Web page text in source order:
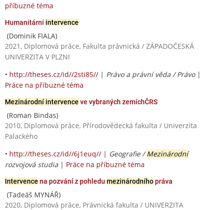
příbuzné téma
Humanitární intervence
(Dominik FIALA)
2021, Diplomová práce, Fakulta právnická / ZÁPADOČESKÁ
UNIVERZITA V PLZNI
• http://theses.cz/id//2sti85// | Právo a právní věda / Právo|
Práce na příbuzné téma
Mezinárodní intervence ve vybraných zemíchČRS
(Roman Bindas)
2010, Diplomová práce, Přírodovědecká fakulta / Univerzita
Palackého
• http://theses.cz/id//6j1euq// | Geografie /Mezinárodní
rozvojová studia | Práce na příbuzné téma
Intervence na pozvání z pohledu mezinárodníhopráva
(Tadeáš MYNÁŘ)
2020, Diplomová práce, Právnická fakulta / UNIVERZITA